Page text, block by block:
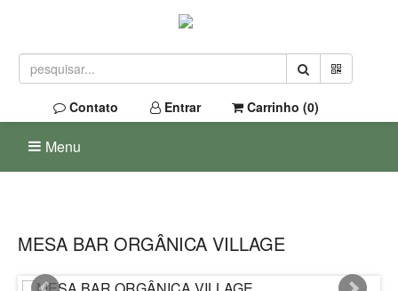
Contato Entrar Carrinho (0)
Menu
MESA BAR ORGÂNICA VILLAGE